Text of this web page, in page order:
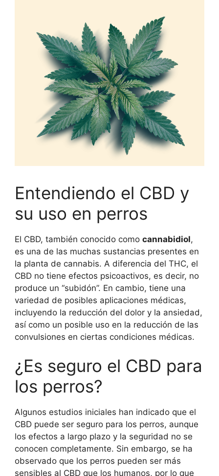
Entendiendo el CBD y
su uso en perros
El CBD, también conocido como cannabidiol,
es una de las muchas sustancias presentes en
la planta de cannabis. A diferencia del THC, el
CBD no tiene efectos psicoactivos, es decir, no
produce un “subidón”. En cambio, tiene una
variedad de posibles aplicaciones médicas,
incluyendo la reducción del dolor y la ansiedad,
así como un posible uso en la reducción de las
convulsiones en ciertas condiciones médicas.
¿Es seguro el CBD para
los perros?
Algunos estudios iniciales han indicado que el
CBD puede ser seguro para los perros, aunque
los efectos a largo plazo y la seguridad no se
conocen completamente. Sin embargo, se ha
observado que los perros pueden ser más
sensibles al CBD que los humanos, por lo que